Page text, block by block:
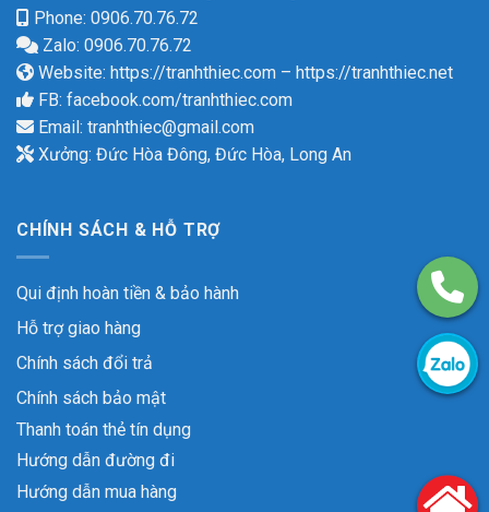
Phone: 0906.70.76.72
Zalo: 0906.70.76.72
Website: https://tranhthiec.com – https://tranhthiec.net
FB: facebook.com/tranhthiec.com
Email: tranhthiec@gmail.com
Xưởng: Đức Hòa Đông, Đức Hòa, Long An
CHÍNH SÁCH & HỖ TRỢ
Qui định hoàn tiền & bảo hành
Hỗ trợ giao hàng
Chính sách đổi trả
Chính sách bảo mật
Thanh toán thẻ tín dụng
Hướng dẫn đường đi
Hướng dẫn mua hàng